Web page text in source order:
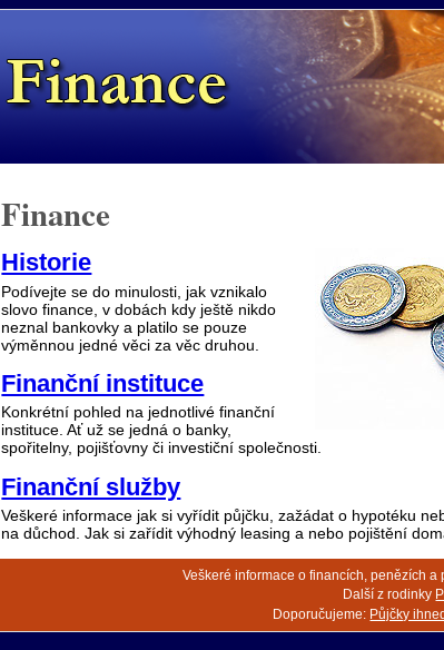
Finance
Historie
Podívejte se do minulosti, jak vznikalo
slovo finance, v dobách kdy ještě nikdo
neznal bankovky a platilo se pouze
výměnnou jedné věci za věc druhou.
Finanční instituce
Konkrétní pohled na jednotlivé finanční
instituce. Ať už se jedná o banky,
spořitelny, pojišťovny či investiční společnosti.
Finanční služby
Veškeré informace jak si vyřídit půjčku, zažádat o hypotéku
na důchod. Jak si zařídit výhodný leasing a nebo pojištění
Veškeré informace o financích, penězích a
Další z rodinky
Doporučujeme: Půjčky ihned